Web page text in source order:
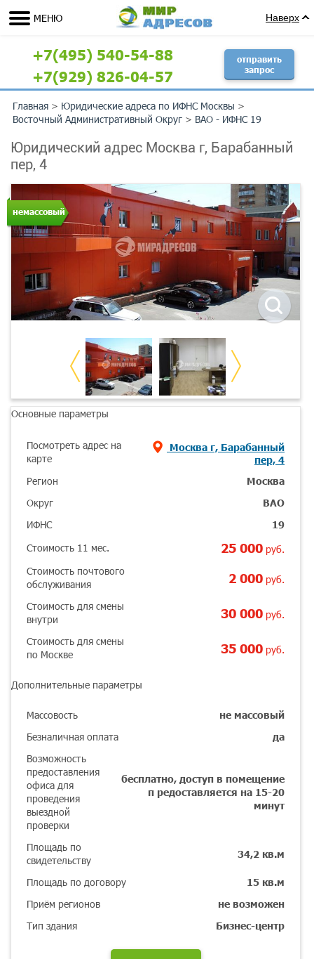
МЕНЮ Наверх
+7(495) 540-54-88
+7(929) 826-04-57
отправить
запрос
Главная > Юридические адреса по ИФНС Москвы >
Восточный Административный Округ > ВАО - ИФНС 19
Юридический адрес Москва г, Барабанный
пер, 4
немассовый
Основные параметры
Посмотреть адрес на
карте
пер, 4
Регион Москва
Округ ВАО
ИФНС 19
Стоимость 11 мес. 25 000 руб.
Стоимость почтового
обслуживания
2 000 руб.
Стоимость для смены
внутри
30 000 руб.
Стоимость для смены
по Москве
35 000 руб.
Дополнительные параметры
Массовость не массовый
Безналичная оплата да
Возможность
предоставления
офиса для
проведения
выездной
проверки
бесплатно, доступ в помещение
п редоставляется на 15-20
минут
Площадь по
свидетельству
34,2 кв.м
Площадь по договору 15 кв.м
Приём регионов не возможен
Тип здания Бизнес-центр